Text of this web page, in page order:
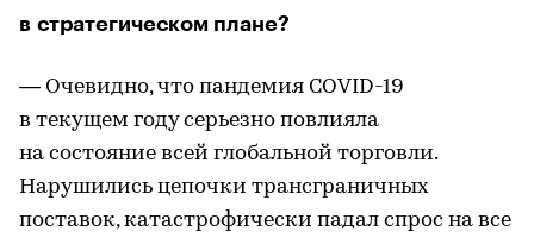
в стратегическом плане?
— Очевидно, что пандемия COVID-19
в текущем году серьезно повлияла
на состояние всей глобальной торговли.
Нарушились цепочки трансграничных
поставок, катастрофически падал спрос на все